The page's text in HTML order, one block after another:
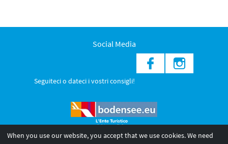
Social Media
Seguiteci o dateci i vostri consigli!
When you use our website, you accept that we use cookies. We need